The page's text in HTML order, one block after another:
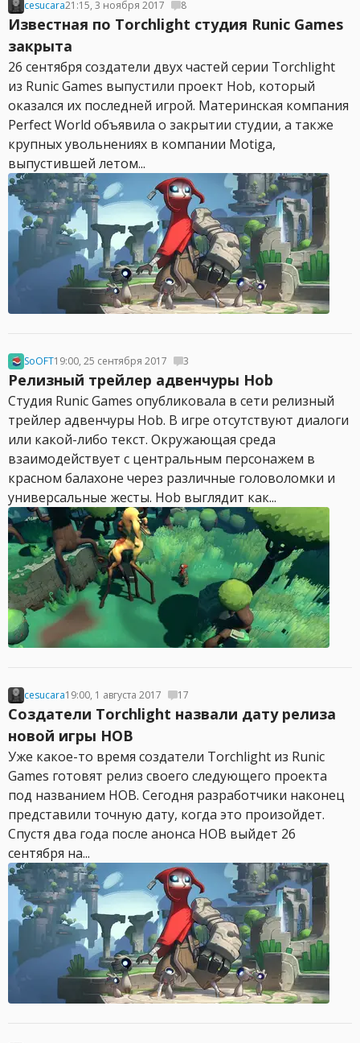
cesucara21:15, 3 ноября 2017 8
Известная по Torchlight студия Runic Games
закрыта
26 сентября создатели двух частей серии Torchlight
из Runic Games выпустили проект Hob, который
оказался их последней игрой. Материнская компания
Perfect World объявила о закрытии студии, а также
крупных увольнениях в компании Motiga,
выпустившей летом...
SoOFT19:00, 25 сентября 2017 3
Релизный трейлер адвенчуры Hob
Студия Runic Games опубликовала в сети релизный
трейлер адвенчуры Hob. В игре отсутствуют диалоги
или какой-либо текст. Окружающая среда
взаимодействует с центральным персонажем в
красном балахоне через различные головоломки и
универсальные жесты. Hob выглядит как...
cesucara19:00, 1 августа 2017 17
Создатели Torchlight назвали дату релиза
новой игры HOB
Уже какое-то время создатели Torchlight из Runic
Games готовят релиз своего следующего проекта
под названием HOB. Сегодня разработчики наконец
представили точную дату, когда это произойдет.
Спустя два года после анонса HOB выйдет 26
сентября на...